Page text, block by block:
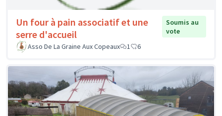
Un four à pain associatif et une
serre d'accueil
Soumis au
vote
Asso De La Graine Aux Copeaux
1 6